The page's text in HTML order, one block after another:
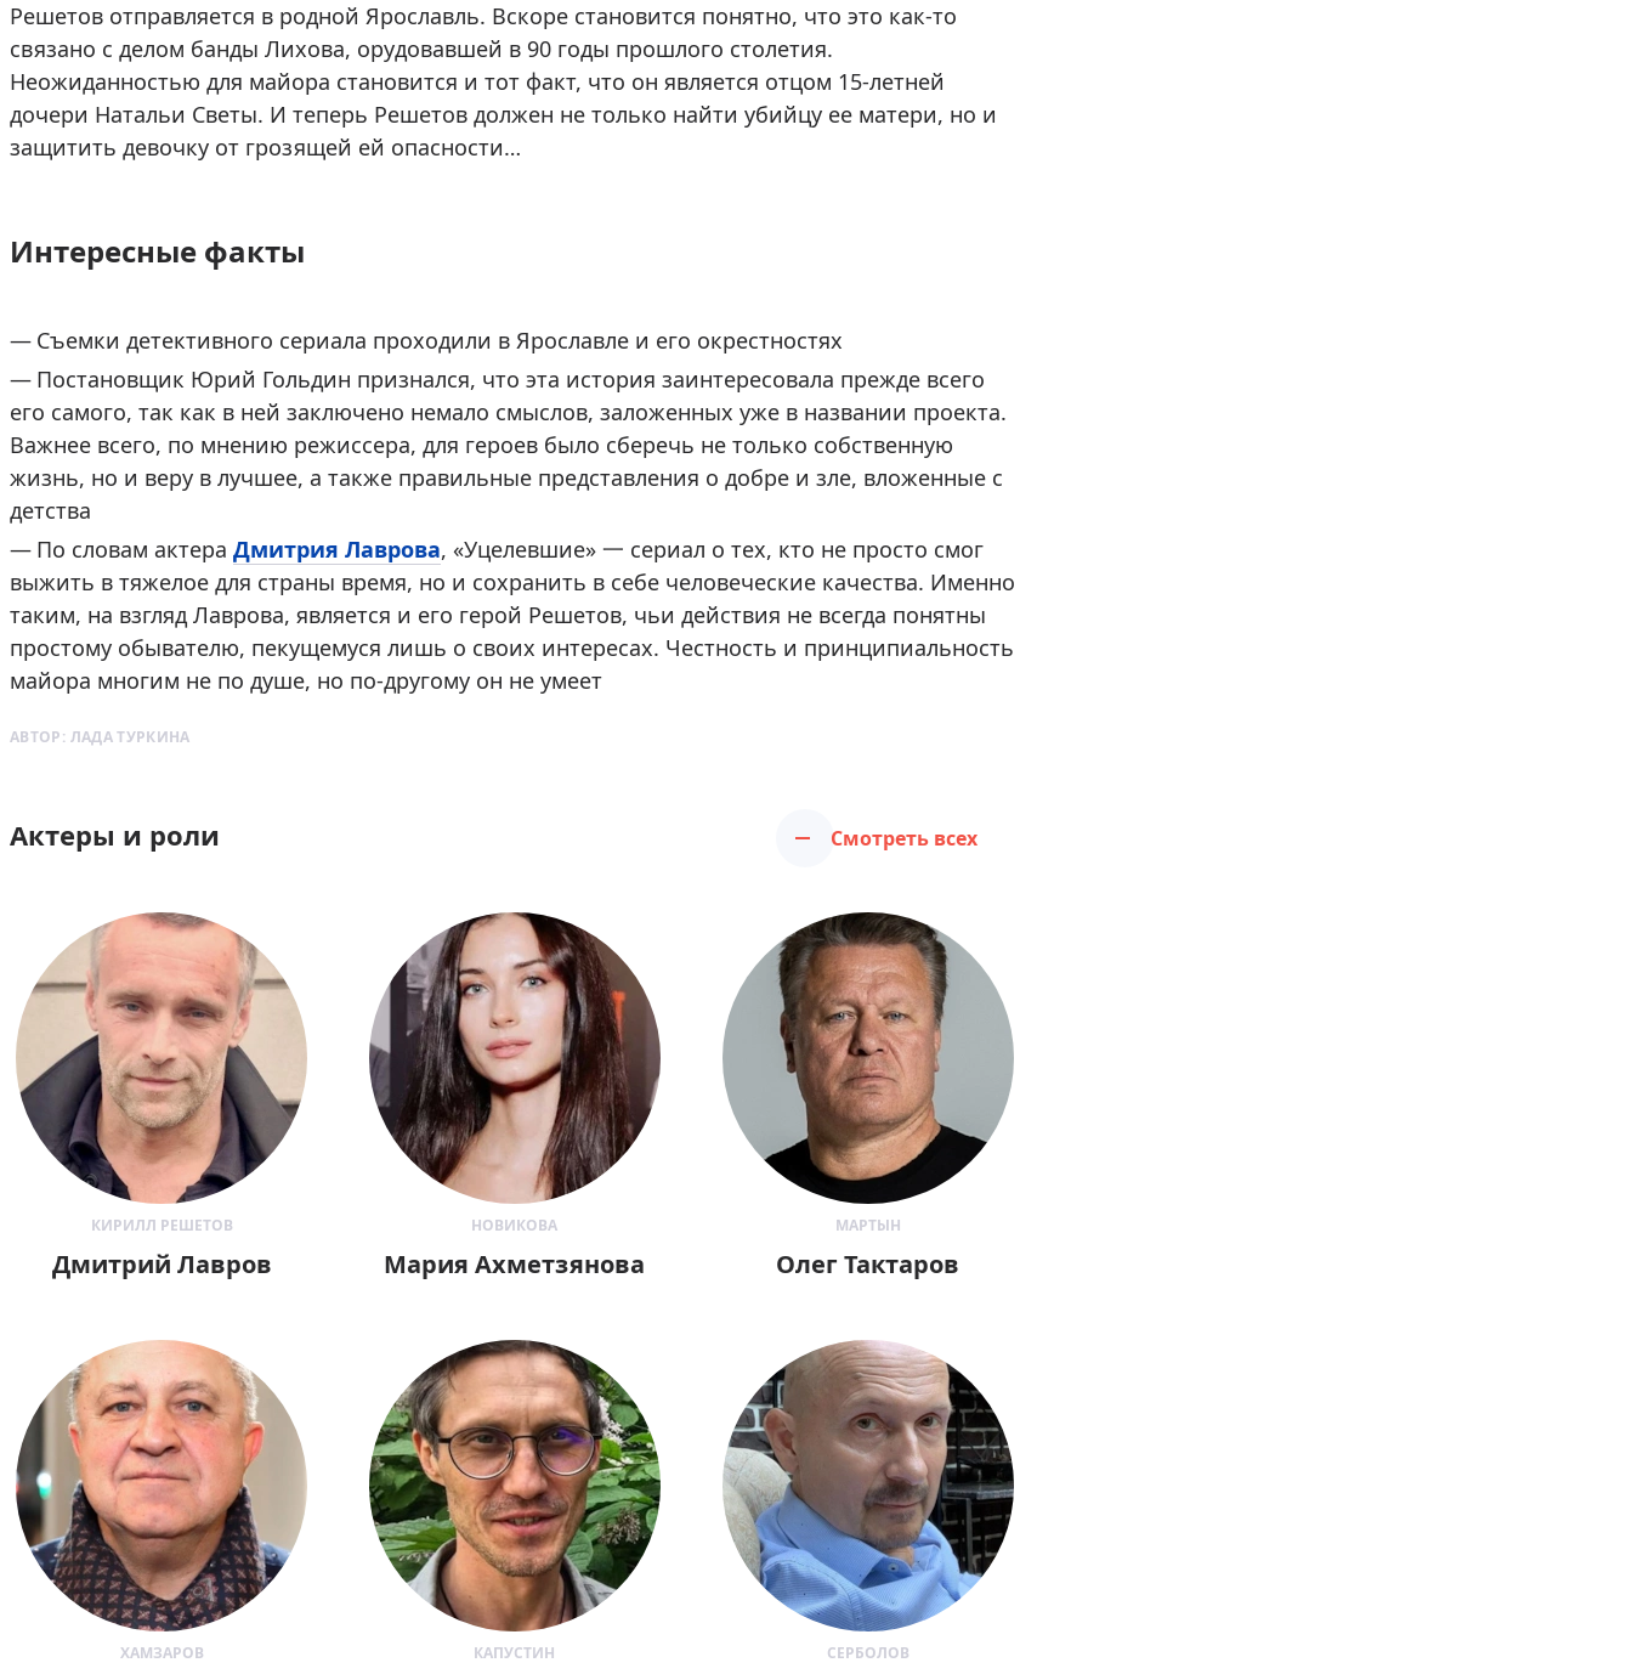
Решетов отправляется в родной Ярославль. Вскоре становится понятно, что это как-то
связано с делом банды Лихова, орудовавшей в 90 годы прошлого столетия.
Неожиданностью для майора становится и тот факт, что он является отцом 15-летней
дочери Натальи Светы. И теперь Решетов должен не только найти убийцу ее матери, но и
защитить девочку от грозящей ей опасности…
Интересные факты
Съемки детективного сериала проходили в Ярославле и его окрестностях
Постановщик Юрий Гольдин признался, что эта история заинтересовала прежде всего
его самого, так как в ней заключено немало смыслов, заложенных уже в названии проекта.
Важнее всего, по мнению режиссера, для героев было сберечь не только собственную
жизнь, но и веру в лучшее, а также правильные представления о добре и зле, вложенные с
детства
По словам актера Дмитрия Лаврова, «Уцелевшие» 一 сериал о тех, кто не просто смог
выжить в тяжелое для страны время, но и сохранить в себе человеческие качества. Именно
таким, на взгляд Лаврова, является и его герой Решетов, чьи действия не всегда понятны
простому обывателю, пекущемуся лишь о своих интересах. Честность и принципиальность
майора многим не по душе, но по-другому он не умеет
АВТОР: ЛАДА ТУРКИНА
Актеры и роли Смотреть всех
КИРИЛЛ РЕШЕТОВ
Дмитрий Лавров
НОВИКОВА
Мария Ахметзянова
МАРТЫН
Олег Тактаров
ХАМЗАРОВ КАПУСТИН СЕРБОЛОВ